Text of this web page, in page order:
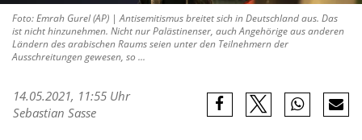
Foto: Emrah Gurel (AP) | Antisemitismus breitet sich in Deutschland aus. Das
ist nicht hinzunehmen. Nicht nur Palästinenser, auch Angehörige aus anderen
Ländern des arabischen Raums seien unter den Teilnehmern der
Ausschreitungen gewesen, so ...
14.05.2021, 11:55 Uhr
Sebastian Sasse